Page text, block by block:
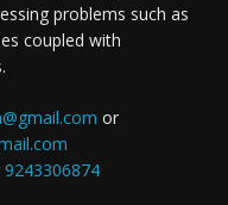
problems such as
coupled with
or
9243306874